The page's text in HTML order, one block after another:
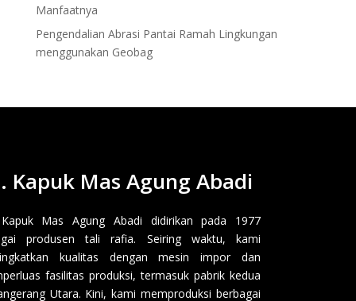
Manfaatnya
Pengendalian Abrasi Pantai Ramah Lingkungan
menggunakan Geobag
Kapuk Mas Agung Abadi
Mas Agung Abadi didirikan pada 1977
produsen tali rafia. Seiring waktu, kami
kualitas dengan mesin impor dan
fasilitas produksi, termasuk pabrik kedua
Utara. Kini, kami memproduksi berbagai